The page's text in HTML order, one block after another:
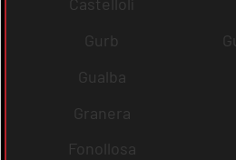
Gurb
Gualba
Granera
Fonollosa